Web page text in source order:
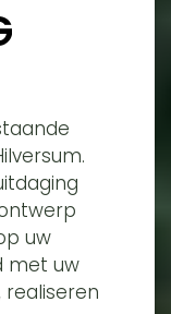
uw
met uw
realiseren